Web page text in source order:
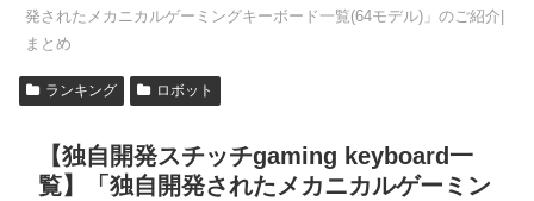
発されたメカニカルゲーミングキーボード一覧(64モデル)」のご紹介|
まとめ
ランキング ロボット
【独自開発スチッチgaming keyboard一
覧】「独自開発されたメカニカルゲーミン